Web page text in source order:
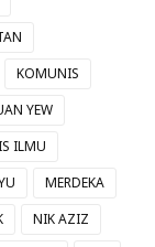
KOMUNIS
YEW
ILMU
MERDEKA
NIK AZIZ